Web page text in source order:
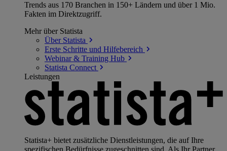
Trends aus 170 Branchen in 150+ Ländern und über 1 Mio.
Fakten im Direktzugriff.
Mehr über Statista
Über Statista
Erste Schritte und Hilfebereich
Webinar & Training Hub
Statista Connect
Leistungen
Statista+ bietet zusätzliche Dienstleistungen, die auf Ihre
spezifischen Bedürfnisse zugeschnitten sind. Als Ihr Partner